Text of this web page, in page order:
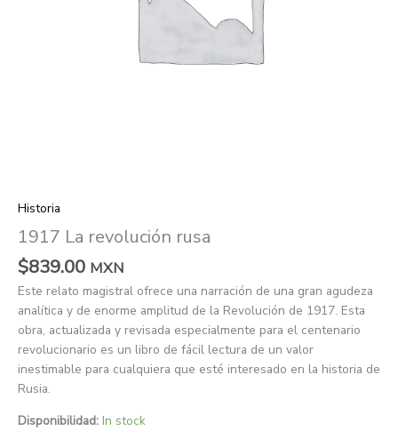
Historia
1917 La revolución rusa
$839.00 MXN
Este relato magistral ofrece una narración de una gran agudeza
analítica y de enorme amplitud de la Revolución de 1917. Esta
obra, actualizada y revisada especialmente para el centenario
revolucionario es un libro de fácil lectura de un valor
inestimable para cualquiera que esté interesado en la historia de
Rusia.
Disponibilidad: In stock